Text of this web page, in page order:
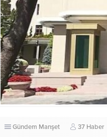
Gündem Manşet 37 Haber